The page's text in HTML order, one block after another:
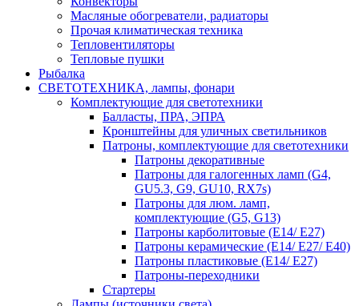
Масляные обогреватели, радиаторы
Прочая климатическая техника
Тепловентиляторы
Тепловые пушки
Рыбалка
СВЕТОТЕХНИКА, лампы, фонари
Комплектующие для светотехники
Балласты, ПРА, ЭПРА
Кронштейны для уличных светильников
Патроны, комплектующие для светотехники
Патроны декоративные
Патроны для галогенных ламп (G4,
GU5.3, G9, GU10, RX7s)
Патроны для люм. ламп,
комплектующие (G5, G13)
Патроны карболитовые (E14/ E27)
Патроны керамические (E14/ E27/ E40)
Патроны пластиковые (E14/ E27)
Патроны-переходники
Стартеры